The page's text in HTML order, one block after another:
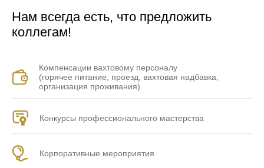
Нам всегда есть, что предложить
коллегам!
Компенсации вахтовому персоналу
(горячее питание, проезд, вахтовая надбавка,
организация проживания)
Конкурсы профессионального мастерства
Корпоративные мероприятия